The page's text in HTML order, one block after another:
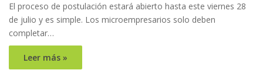
El proceso de postulación estará abierto hasta este viernes 28
de julio y es simple. Los microempresarios solo deben
completar…
Leer más »